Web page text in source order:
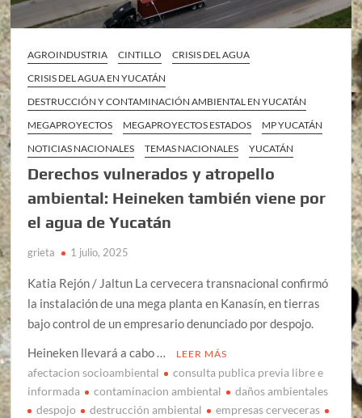
AGROINDUSTRIA CINTILLO
CRISIS DEL AGUA
CRISIS DEL AGUA EN YUCATÁN
DESTRUCCIÓN Y CONTAMINACIÓN AMBIENTAL EN YUCATÁN
MEGAPROYECTOS
MEGAPROYECTOS ESTADOS
MP YUCATÁN
NOTICIAS NACIONALES
TEMAS NACIONALES YUCATÁN
Derechos vulnerados y atropello
ambiental: Heineken también viene por
el agua de Yucatán
grieta 1 julio, 2025
Katia Rejón / Jaltun La cervecera transnacional confirmó
la instalación de una mega planta en Kanasín, en tierras
bajo control de un empresario denunciado por despojo.
Heineken llevará a cabo …
LEER MÁS
afectacion socioambiental
consulta publica previa libre e
informada
contaminacion ambiental
daños ambientales
despojo
destrucción ambiental
empresas cerveceras